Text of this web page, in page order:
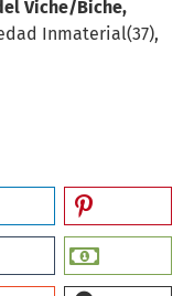
Viche/Biche,
Inmaterial(37),
Diplomacy.
Digital Divide, and